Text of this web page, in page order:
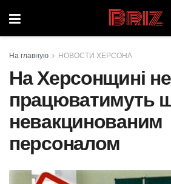
Briz
На главную НОВОСТИ ХЕРСОНА
На Херсонщині не
працюватимуть
невакцинованим
персоналом